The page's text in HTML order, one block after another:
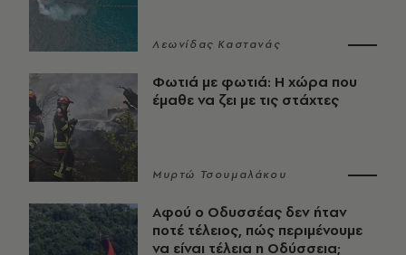
Λεωνίδας Καστανάς
Φωτιά με φωτιά: Η χώρα που
έμαθε να ζει με τις στάχτες
Μυρτώ Τσουμαλάκου
Αφού ο Οδυσσέας δεν ήταν
ποτέ τέλειος, πώς περιμένουμε
να είναι τέλεια η Οδύσσεια;